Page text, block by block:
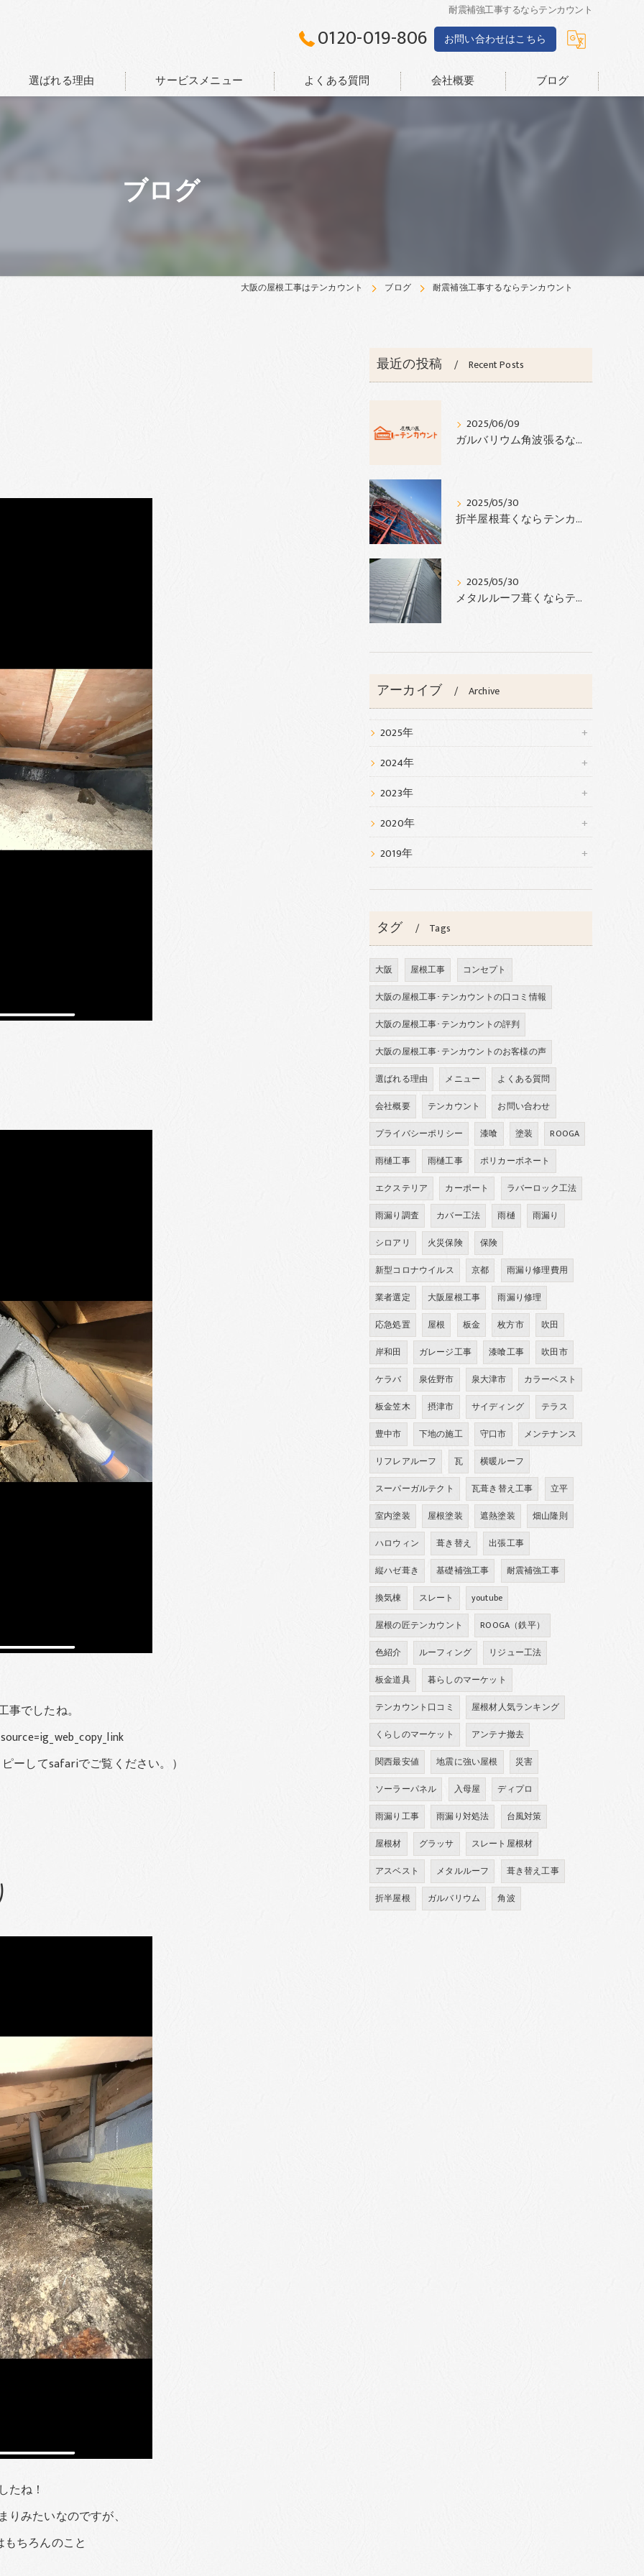
耐震補強工事するならテンカウント
0120-019-806 お問い合わせはこちら
選ばれる理由 サービスメニュー よくある質問 会社概要 ブログ
ブログ
大阪の屋根工事はテンカウント ブログ 耐震補強工事するならテンカウント
でしたね。
ーしてsafariでご覧ください。）
たね！
みたいなのですが、
ちろんのこと
最近の投稿 Recent Posts
2025/06/09
ガルバリウム角波張るならテンカウント
2025/05/30
折半屋根葺くならテンカウント‼︎
2025/05/30
メタルルーフ葺くならテンカウント‼︎
アーカイブ Archive
2025年
2024年
2023年
2020年
2019年
タグ Tags
大阪 屋根工事
コンセプト
大阪の屋根工事･テンカウントの口コミ情報
大阪の屋根工事･テンカウントの評判
大阪の屋根工事･テンカウントのお客様の声
選ばれる理由
メニュー
よくある質問
会社概要
テンカウント
お問い合わせ
プライバシーポリシー
漆喰 塗装
ROOGA
雨樋工事
雨樋工事
ポリカーボネート
エクステリア
カーポート
ラバーロック工法
雨漏り調査
カバー工法 雨樋
雨漏り
シロアリ
火災保険
保険
新型コロナウイルス
京都
雨漏り修理費用
業者選定
大阪屋根工事
雨漏り修理
応急処置
屋根 板金 枚方市
吹田
岸和田
ガレージ工事 漆喰工事
吹田市
ケラバ
泉佐野市 泉大津市
カラーベスト
板金笠木
摂津市 サイディング
テラス
豊中市
下地の施工 守口市
メンテナンス
リフレアルーフ
瓦
横暖ルーフ
スーパーガルテクト
瓦葺き替え工事
立平
室内塗装
屋根塗装 遮熱塗装
畑山隆則
ハロウィン
葺き替え
出張工事
縦ハゼ葺き
基礎補強工事
耐震補強工事
換気棟
スレート
youtube
屋根の匠テンカウント
ROOGA（鉄平）
色紹介
ルーフィング
リジュー工法
板金道具
暮らしのマーケット
テンカウント口コミ
屋根材人気ランキング
くらしのマーケット
アンテナ撤去
関西最安値
地震に強い屋根
災害
ソーラーパネル
入母屋
ディプロ
雨漏り工事
雨漏り対処法
台風対策
屋根材
グラッサ
スレート屋根材
アスベスト
メタルルーフ
葺き替え工事
折半屋根
ガルバリウム 角波